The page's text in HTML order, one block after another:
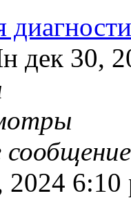
дек 30,
2024 6:10